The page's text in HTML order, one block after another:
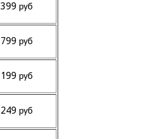
399 руб
799 руб
199 руб
249 руб